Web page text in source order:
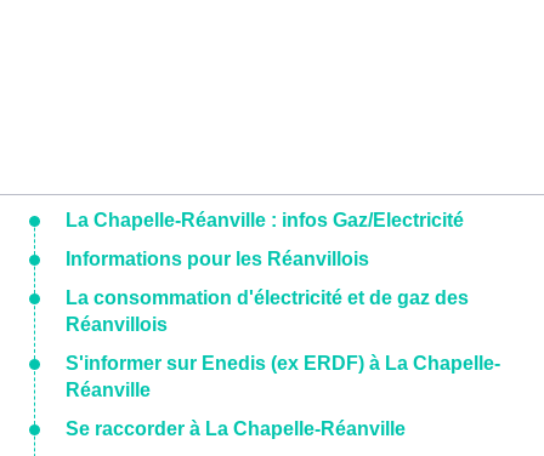
La Chapelle-Réanville : infos Gaz/Electricité
Informations pour les Réanvillois
La consommation d'électricité et de gaz des
Réanvillois
S'informer sur Enedis (ex ERDF) à La Chapelle-
Réanville
Se raccorder à La Chapelle-Réanville